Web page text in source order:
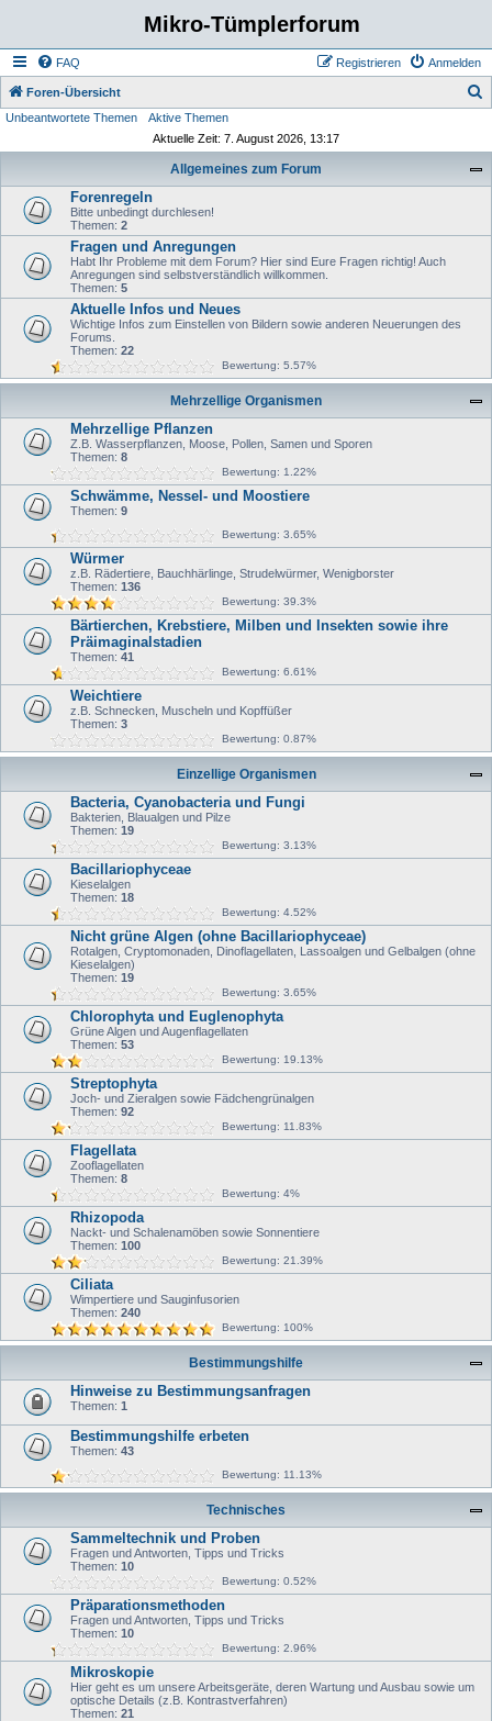
Mikro-Tümplerforum
FAQ Anmelden
Registrieren
Foren-Übersicht
Unbeantwortete Themen
Aktive Themen
Aktuelle Zeit: 7. August 2026, 13:17
Allgemeines zum Forum
Forenregeln
Bitte unbedingt durchlesen!
Themen: 2
Fragen und Anregungen
Habt Ihr Probleme mit dem Forum? Hier sind Eure Fragen richtig! Auch
Anregungen sind selbstverständlich willkommen.
Themen: 5
Aktuelle Infos und Neues
Wichtige Infos zum Einstellen von Bildern sowie anderen Neuerungen des
Forums.
Themen: 22
Bewertung: 5.57%
Mehrzellige Organismen
Mehrzellige Pflanzen
Z.B. Wasserpflanzen, Moose, Pollen, Samen und Sporen
Themen: 8
Bewertung: 1.22%
Schwämme, Nessel- und Moostiere
Themen: 9
Bewertung: 3.65%
Würmer
z.B. Rädertiere, Bauchhärlinge, Strudelwürmer, Wenigborster
Themen: 136
Bewertung: 39.3%
Bärtierchen, Krebstiere, Milben und Insekten sowie ihre
Präimaginalstadien
Themen: 41
Bewertung: 6.61%
Weichtiere
z.B. Schnecken, Muscheln und Kopffüßer
Themen: 3
Bewertung: 0.87%
Einzellige Organismen
Bacteria, Cyanobacteria und Fungi
Bakterien, Blaualgen und Pilze
Themen: 19
Bewertung: 3.13%
Bacillariophyceae
Kieselalgen
Themen: 18
Bewertung: 4.52%
Nicht grüne Algen (ohne Bacillariophyceae)
Rotalgen, Cryptomonaden, Dinoflagellaten, Lassoalgen und Gelbalgen (ohne
Kieselalgen)
Themen: 19
Bewertung: 3.65%
Chlorophyta und Euglenophyta
Grüne Algen und Augenflagellaten
Themen: 53
Bewertung: 19.13%
Streptophyta
Joch- und Zieralgen sowie Fädchengrünalgen
Themen: 92
Bewertung: 11.83%
Flagellata
Zooflagellaten
Themen: 8
Bewertung: 4%
Rhizopoda
Nackt- und Schalenamöben sowie Sonnentiere
Themen: 100
Bewertung: 21.39%
Ciliata
Wimpertiere und Sauginfusorien
Themen: 240
Bewertung: 100%
Bestimmungshilfe
Hinweise zu Bestimmungsanfragen
Themen: 1
Bestimmungshilfe erbeten
Themen: 43
Bewertung: 11.13%
Technisches
Sammeltechnik und Proben
Fragen und Antworten, Tipps und Tricks
Themen: 10
Bewertung: 0.52%
Präparationsmethoden
Fragen und Antworten, Tipps und Tricks
Themen: 10
Bewertung: 2.96%
Mikroskopie
Hier geht es um unsere Arbeitsgeräte, deren Wartung und Ausbau sowie um
optische Details (z.B. Kontrastverfahren)
Themen: 21